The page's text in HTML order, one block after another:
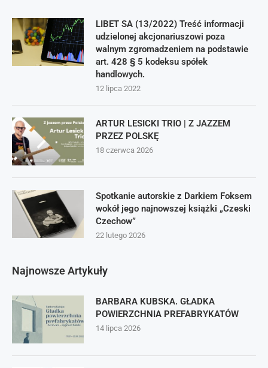
LIBET SA (13/2022) Treść informacji
udzielonej akcjonariuszowi poza
walnym zgromadzeniem na podstawie
art. 428 § 5 kodeksu spółek
handlowych.
12 lipca 2022
ARTUR LESICKI TRIO | Z JAZZEM
PRZEZ POLSKĘ
18 czerwca 2026
Spotkanie autorskie z Darkiem Foksem
wokół jego najnowszej książki „Czeski
Czechow”
22 lutego 2026
Najnowsze Artykuły
BARBARA KUBSKA. GŁADKA
POWIERZCHNIA PREFABRYKATÓW
14 lipca 2026